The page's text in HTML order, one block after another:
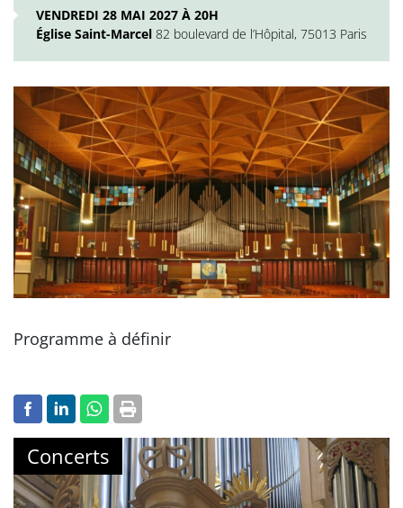
VENDREDI 28 MAI 2027 À 20H
Église Saint-Marcel 82 boulevard de l’Hôpital, 75013 Paris
Programme à définir
Concerts